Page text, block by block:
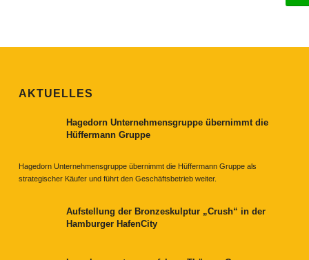
AKTUELLES
Hagedorn Unternehmensgruppe übernimmt die
Hüffermann Gruppe
Hagedorn Unternehmensgruppe übernimmt die Hüffermann Gruppe als
strategischer Käufer und führt den Geschäftsbetrieb weiter.
Aufstellung der Bronzeskulptur „Crush“ in der
Hamburger HafenCity